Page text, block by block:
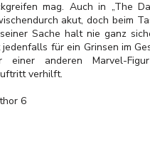
mag. Auch in „The
akut, doch beim
Sache halt nie ganz
für ein Grinsen im
anderen Marvel-
verhilft.